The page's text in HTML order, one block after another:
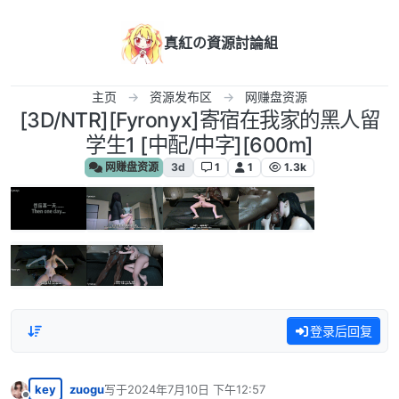
真紅の資源討論組
主页 资源发布区 网赚盘资源
[3D/NTR][Fyronyx]寄宿在我家的黑人留
学生1 [中配/中字][600m]
网赚盘资源 3d 1 1 1.3k
登录后回复
key zuogu写于2024年7月10日 下午12:57